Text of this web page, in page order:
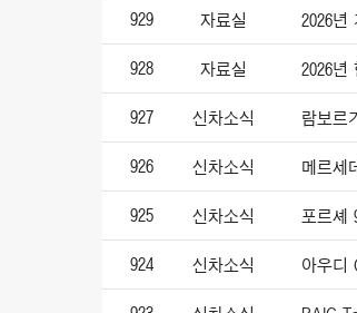
929 자료실 2026년
928 자료실 2026년
927 신차소식 람보르
926 신차소식 메르세
925 신차소식 포르셰
924 신차소식 아우디